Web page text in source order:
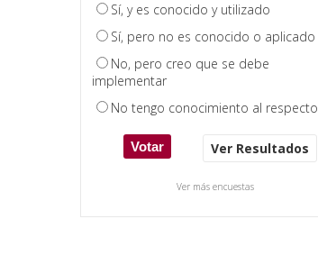
Sí, y es conocido y utilizado
Sí, pero no es conocido o aplicado
No, pero creo que se debe
implementar
No tengo conocimiento al respecto
Ver Resultados
Ver más encuestas